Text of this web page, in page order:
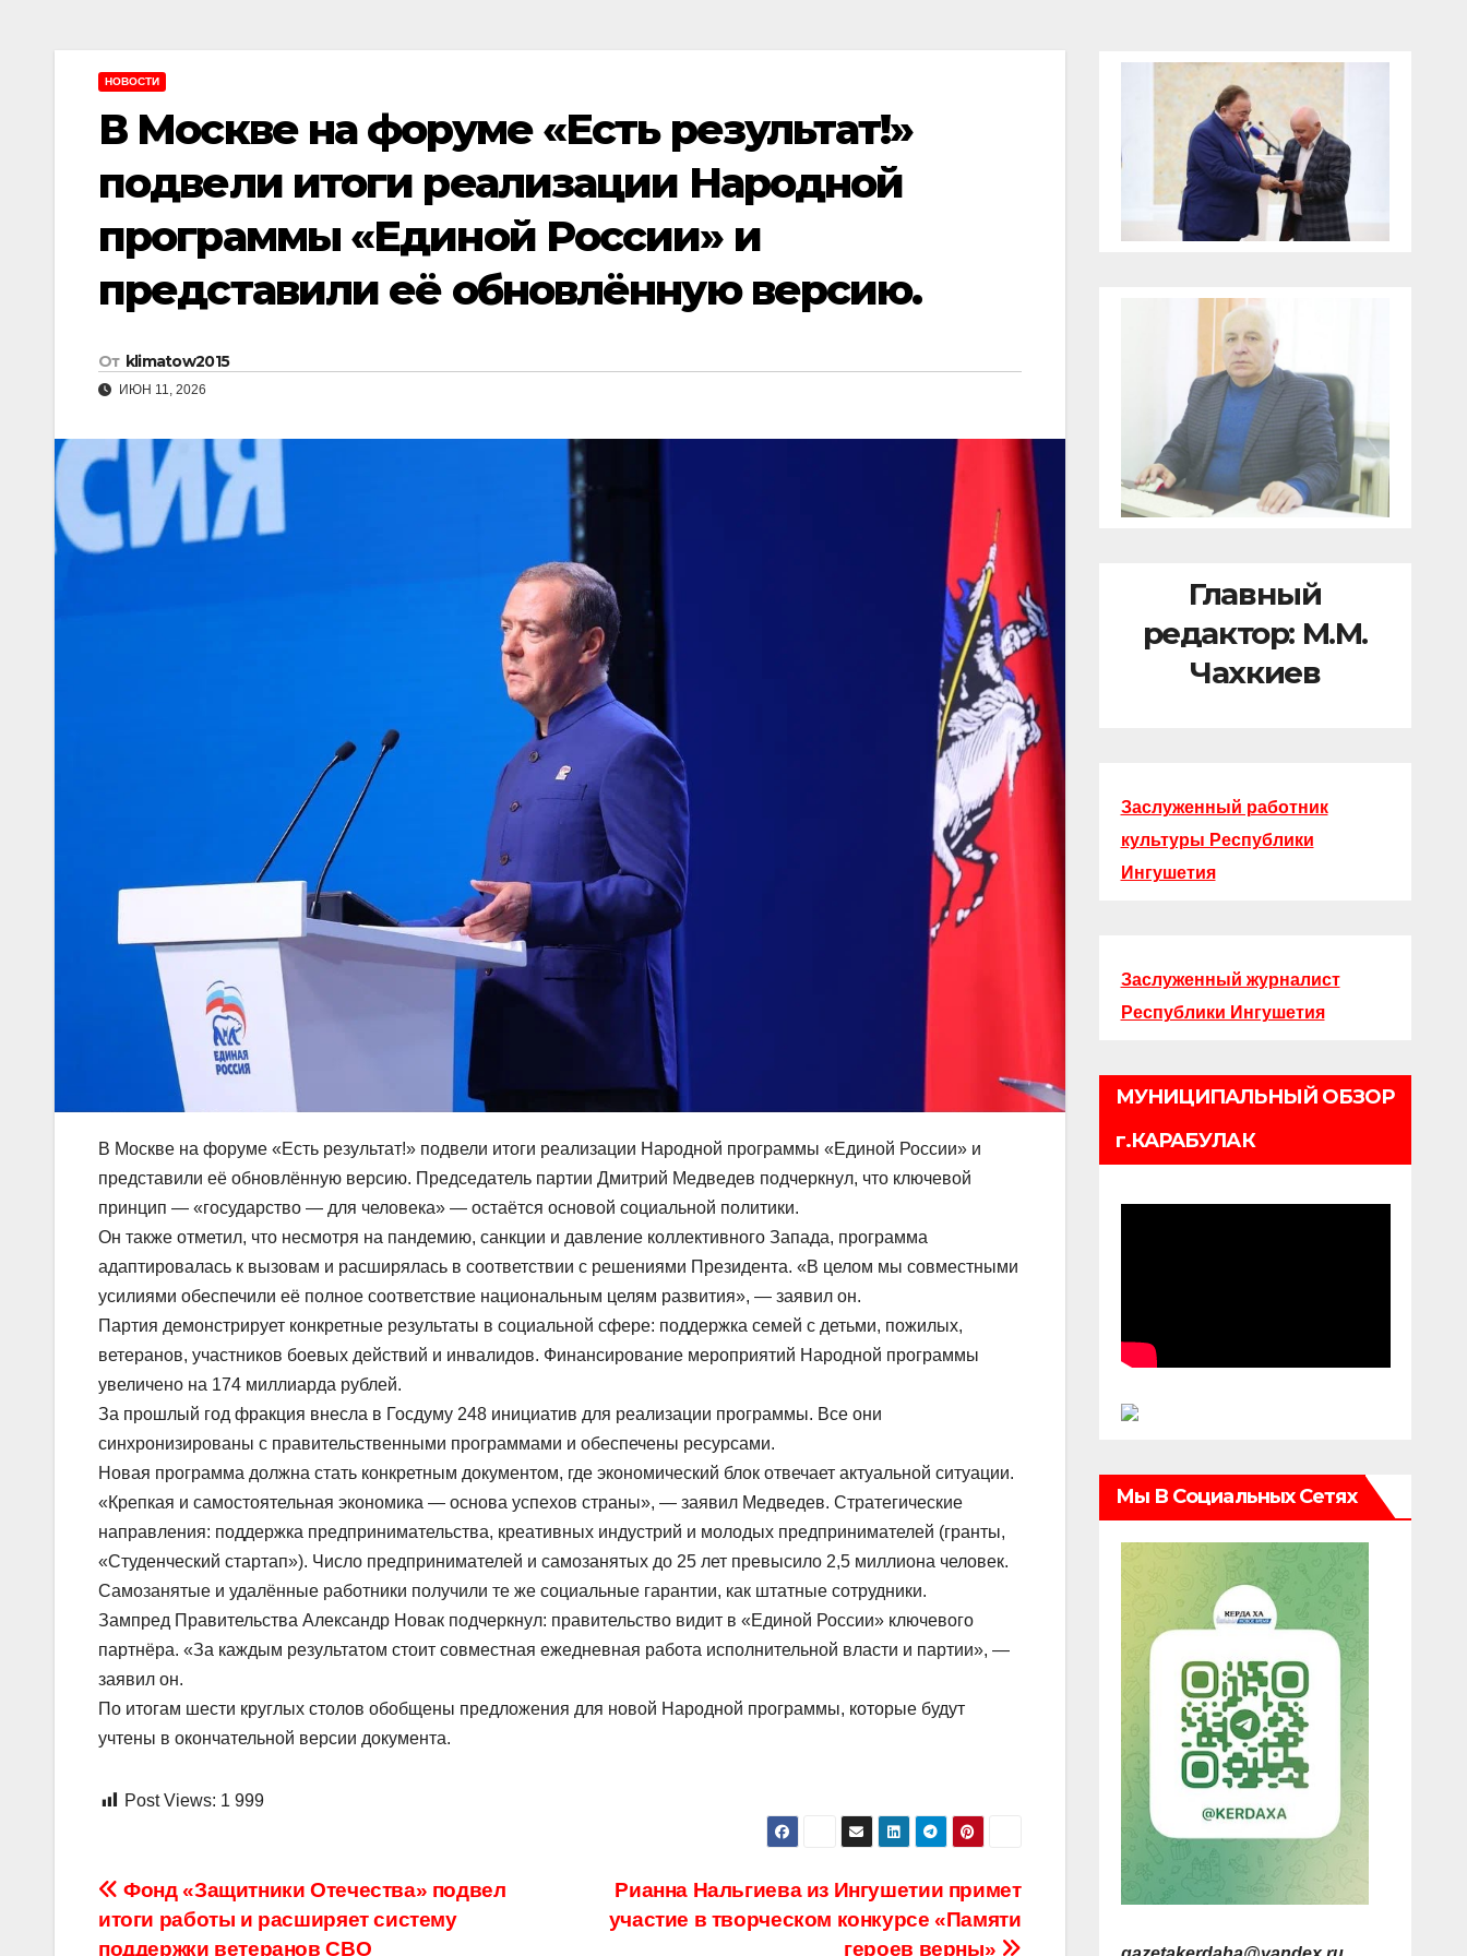
НОВОСТИ
В Москве на форуме «Есть результат!»
подвели итоги реализации Народной
программы «Единой России» и
представили её обновлённую версию.
От klimatow2015
ИЮН 11, 2026
В Москве на форуме «Есть результат!» подвели итоги реализации Народной программы «Единой России» и
представили её обновлённую версию. Председатель партии Дмитрий Медведев подчеркнул, что ключевой
принцип — «государство — для человека» — остаётся основой социальной политики.
Он также отметил, что несмотря на пандемию, санкции и давление коллективного Запада, программа
адаптировалась к вызовам и расширялась в соответствии с решениями Президента. «В целом мы совместными
усилиями обеспечили её полное соответствие национальным целям развития», — заявил он.
Партия демонстрирует конкретные результаты в социальной сфере: поддержка семей с детьми, пожилых,
ветеранов, участников боевых действий и инвалидов. Финансирование мероприятий Народной программы
увеличено на 174 миллиарда рублей.
За прошлый год фракция внесла в Госдуму 248 инициатив для реализации программы. Все они
синхронизированы с правительственными программами и обеспечены ресурсами.
Новая программа должна стать конкретным документом, где экономический блок отвечает актуальной ситуации.
«Крепкая и самостоятельная экономика — основа успехов страны», — заявил Медведев. Стратегические
направления: поддержка предпринимательства, креативных индустрий и молодых предпринимателей (гранты,
«Студенческий стартап»). Число предпринимателей и самозанятых до 25 лет превысило 2,5 миллиона человек.
Самозанятые и удалённые работники получили те же социальные гарантии, как штатные сотрудники.
Зампред Правительства Александр Новак подчеркнул: правительство видит в «Единой России» ключевого
партнёра. «За каждым результатом стоит совместная ежедневная работа исполнительной власти и партии», —
заявил он.
По итогам шести круглых столов обобщены предложения для новой Народной программы, которые будут
учтены в окончательной версии документа.
Post Views: 1 999
Навигация
по
Рианна Нальгиева из Ингушетии примет
участие в творческом конкурсе «Памяти
героев верны»
Фонд «Защитники Отечества» подвел
итоги работы и расширяет систему
поддержки ветеранов СВО
Главный
редактор: М.М.
Чахкиев
Заслуженный работник
культуры Республики
Ингушетия
Заслуженный журналист
Республики Ингушетия
МУНИЦИПАЛЬНЫЙ ОБЗОР
г.КАРАБУЛАК
Мы В Социальных Сетях